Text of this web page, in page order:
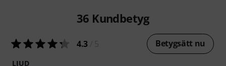
36 Kundbetyg
4.3 Betygsätt nu
LJUD